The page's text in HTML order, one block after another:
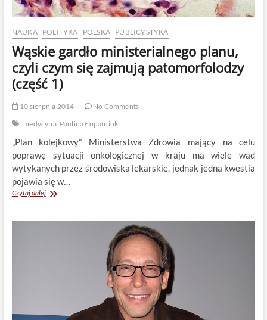
NAUKA POLITYKA POLSKA PUBLICYSTYKA
Wąskie gardło ministerialnego planu,
czyli czym się zajmują patomorfolodzy
(część 1)
10 sierpnia 2014
No Comments
medycyna Paulina Łopatniuk
„Plan kolejkowy” Ministerstwa Zdrowia mający na celu
poprawę sytuacji onkologicznej w kraju ma wiele wad
wytykanych przez środowiska lekarskie, jednak jedna kwestia
pojawia się w…
Czytaj dalejWąskie